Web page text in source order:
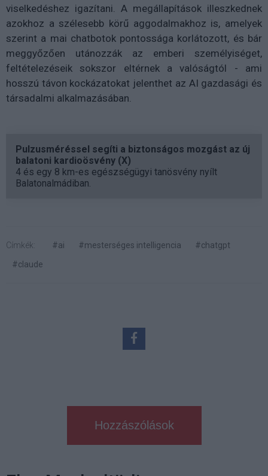
viselkedéshez igazítani. A megállapítások illeszkednek
azokhoz a szélesebb körű aggodalmakhoz is, amelyek
szerint a mai chatbotok pontossága korlátozott, és bár
meggyőzően utánozzák az emberi személyiséget,
feltételezéseik sokszor eltérnek a valóságtól - ami
hosszú távon kockázatokat jelenthet az AI gazdasági és
társadalmi alkalmazásában.
Pulzusméréssel segíti a biztonságos mozgást az új
balatoni kardioösvény (X)
4 és egy 8 km-es egészségügyi tanösvény nyílt
Balatonalmádiban.
Címkék: #ai #mesterséges intelligencia
#chatgpt
#claude
Hozzászólások